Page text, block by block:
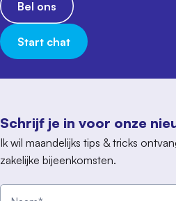
Schrijf je in voor onze
Ik wil maandelijks tips & tricks
zakelijke bijeenkomsten.
Bel ons
Start chat